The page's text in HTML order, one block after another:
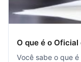
O que é o
Você sabe o que